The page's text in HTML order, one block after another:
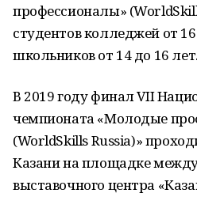
профессионалы»
студентов колледжей от
школьников от 14 до 16 лет.
В 2019 году финал VII
чемпионата «Молодые
(WorldSkills Russia)»
Казани на площадке
выставочного центра